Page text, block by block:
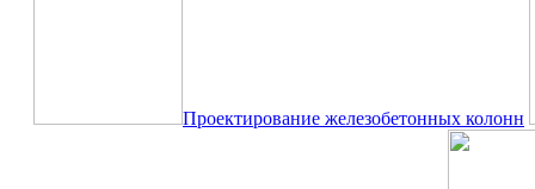
Проектирование железобетонных колонн